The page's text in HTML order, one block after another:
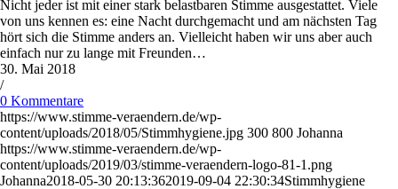
Nicht jeder ist mit einer stark belastbaren Stimme ausgestattet. Viele
von uns kennen es: eine Nacht durchgemacht und am nächsten Tag
hört sich die Stimme anders an. Vielleicht haben wir uns aber auch
einfach nur zu lange mit Freunden…
30. Mai 2018
/
0 Kommentare
https://www.stimme-veraendern.de/wp-
content/uploads/2018/05/Stimmhygiene.jpg 300 800 Johanna
https://www.stimme-veraendern.de/wp-
content/uploads/2019/03/stimme-veraendern-logo-81-1.png
Johanna2018-05-30 20:13:362019-09-04 22:30:34Stimmhygiene